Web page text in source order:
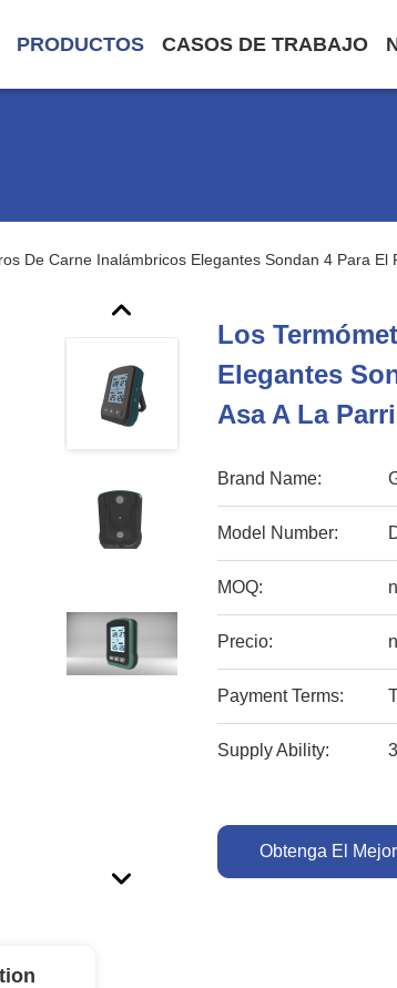
PRODUCTOS CASOS DE TRABAJO
De Carne Inalámbricos Elegantes Sondan 4 Para
Los
Elegantes
Asa A La
Brand Name:
Model Number:
MOQ:
Precio:
Payment Terms:
Supply Ability:
Obtenga El